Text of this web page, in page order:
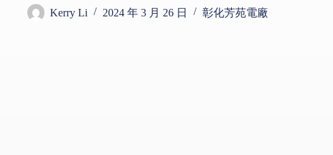
Kerry Li 2024 年 3 月 26 日 彰化芳苑電廠